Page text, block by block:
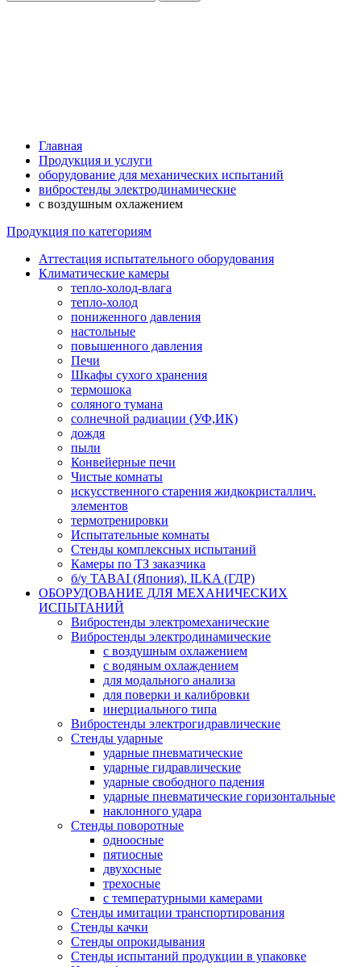
Главная
Продукция и услуги
оборудование для механических испытаний
вибростенды электродинамические
с воздушным охлажением
Продукция по категориям
Аттестация испытательного оборудования
Климатические камеры
тепло-холод-влага
тепло-холод
пониженного давления
настольные
повышенного давления
Печи
Шкафы сухого хранения
термошока
соляного тумана
солнечной радиации (УФ,ИК)
дождя
пыли
Конвейерные печи
Чистые комнаты
искусственного старения жидкокристаллич.
элементов
термотренировки
Испытательные комнаты
Стенды комплексных испытаний
Камеры по ТЗ заказчика
б/у TABAI (Япония), ILKA (ГДР)
ОБОРУДОВАНИЕ ДЛЯ МЕХАНИЧЕСКИХ
ИСПЫТАНИЙ
Вибростенды электромеханические
Вибростенды электродинамические
с воздушным охлажением
с водяным охлаждением
для модального анализа
для поверки и калибровки
инерциального типа
Вибростенды электрогидравлические
Стенды ударные
ударные пневматические
ударные гидравлические
ударные свободного падения
ударные пневматические горизонтальные
наклонного удара
Стенды поворотные
одноосные
пятиосные
двухосные
трехосные
с температурными камерами
Стенды имитации транспортирования
Стенды качки
Стенды опрокидывания
Стенды испытаний продукции в упаковке